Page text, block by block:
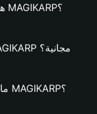
هل سيرتفع سعر MAGIKARP؟
هل محفظة MAGIKARP مجانية؟
ما هي قيمة عملة MAGIKARP؟